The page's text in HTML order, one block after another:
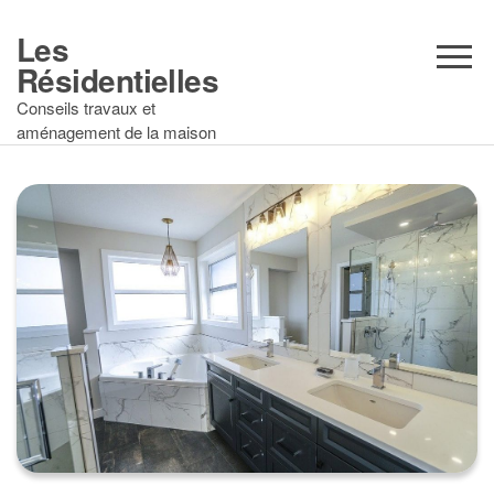
contenu
Les
Résidentielles
Conseils travaux et
aménagement de la maison